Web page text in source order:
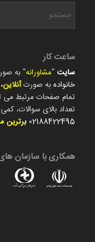
ساعت کار
سایت"مشاورانه" به صورت 24 ساعته در
خانوادهبه صورت
تمام صفحات مرتبط می
تعداد بالای سوالات،
02188422495 برترین
همکاری با سازمان